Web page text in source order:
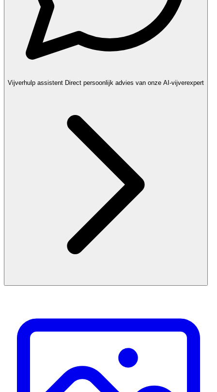
Vijverhulp assistent Direct persoonlijk advies van onze AI-vijverexpert